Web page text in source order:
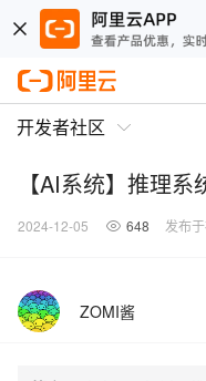
开发者社区
【AI系统】推理系
2024-12-05 648 发布
ZOMI酱